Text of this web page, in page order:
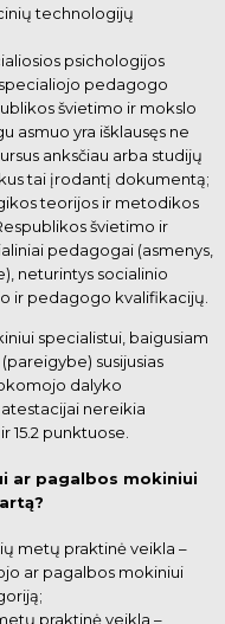
technologijų
psichologijos
pedagogo
švietimo ir mokslo
asmuo yra išklausęs ne
anksčiau arba studijų
tai įrodantį dokumentą;
teorijos ir metodikos
švietimo ir
pedagogai (asmenys,
neturintys socialinio
ir pedagogo kvalifikacijų.
specialistui, baigusiam
susijusias
dalyko
nereikia
15.2 punktuose.
ar pagalbos mokiniui
metų praktinė veikla –
ar pagalbos mokiniui
praktinė veikla –